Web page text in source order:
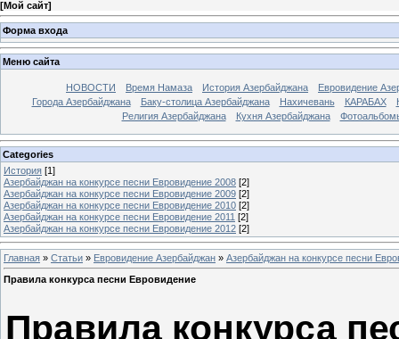
[Мой сайт]
Форма входа
Меню сайта
НОВОСТИ Время Намаза История Азербайджана
Евровидение
Города Азербайджана
Баку-столица Азербайджана Нахичевань КАРАБАХ
Религия Азербайджана
Кухня Азербайджана
Categories
История [1]
Азербайджан на конкурсе песни Евровидение 2008 [2]
Азербайджан на конкурсе песни Евровидение 2009 [2]
Азербайджан на конкурсе песни Евровидение 2010 [2]
Азербайджан на конкурсе песни Евровидение 2011 [2]
Азербайджан на конкурсе песни Евровидение 2012 [2]
Главная » Статьи » Евровидение Азербайджан » Азербайджан на конкурсе песни
Правила конкурса песни Евровидение
Правила конкурса